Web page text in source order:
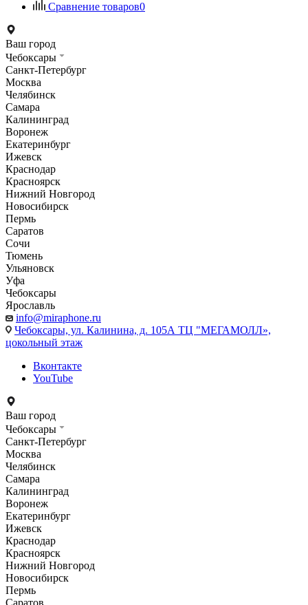
Сравнение товаров0
Ваш город
Чебоксары
Санкт-Петербург
Москва
Челябинск
Самара
Калининград
Воронеж
Екатеринбург
Ижевск
Краснодар
Красноярск
Нижний Новгород
Новосибирск
Пермь
Саратов
Сочи
Тюмень
Ульяновск
Уфа
Чебоксары
Ярославль
info@miraphone.ru
Чебоксары, ул. Калинина, д. 105А ТЦ "МЕГАМОЛЛ»,
цокольный этаж
Вконтакте
YouTube
Ваш город
Чебоксары
Санкт-Петербург
Москва
Челябинск
Самара
Калининград
Воронеж
Екатеринбург
Ижевск
Краснодар
Красноярск
Нижний Новгород
Новосибирск
Пермь
Саратов